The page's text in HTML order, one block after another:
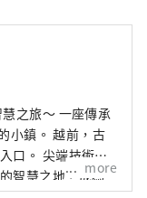
一座傳承
小鎮。 越前，古
口。 尖端技術和
智慧之地，成為
more